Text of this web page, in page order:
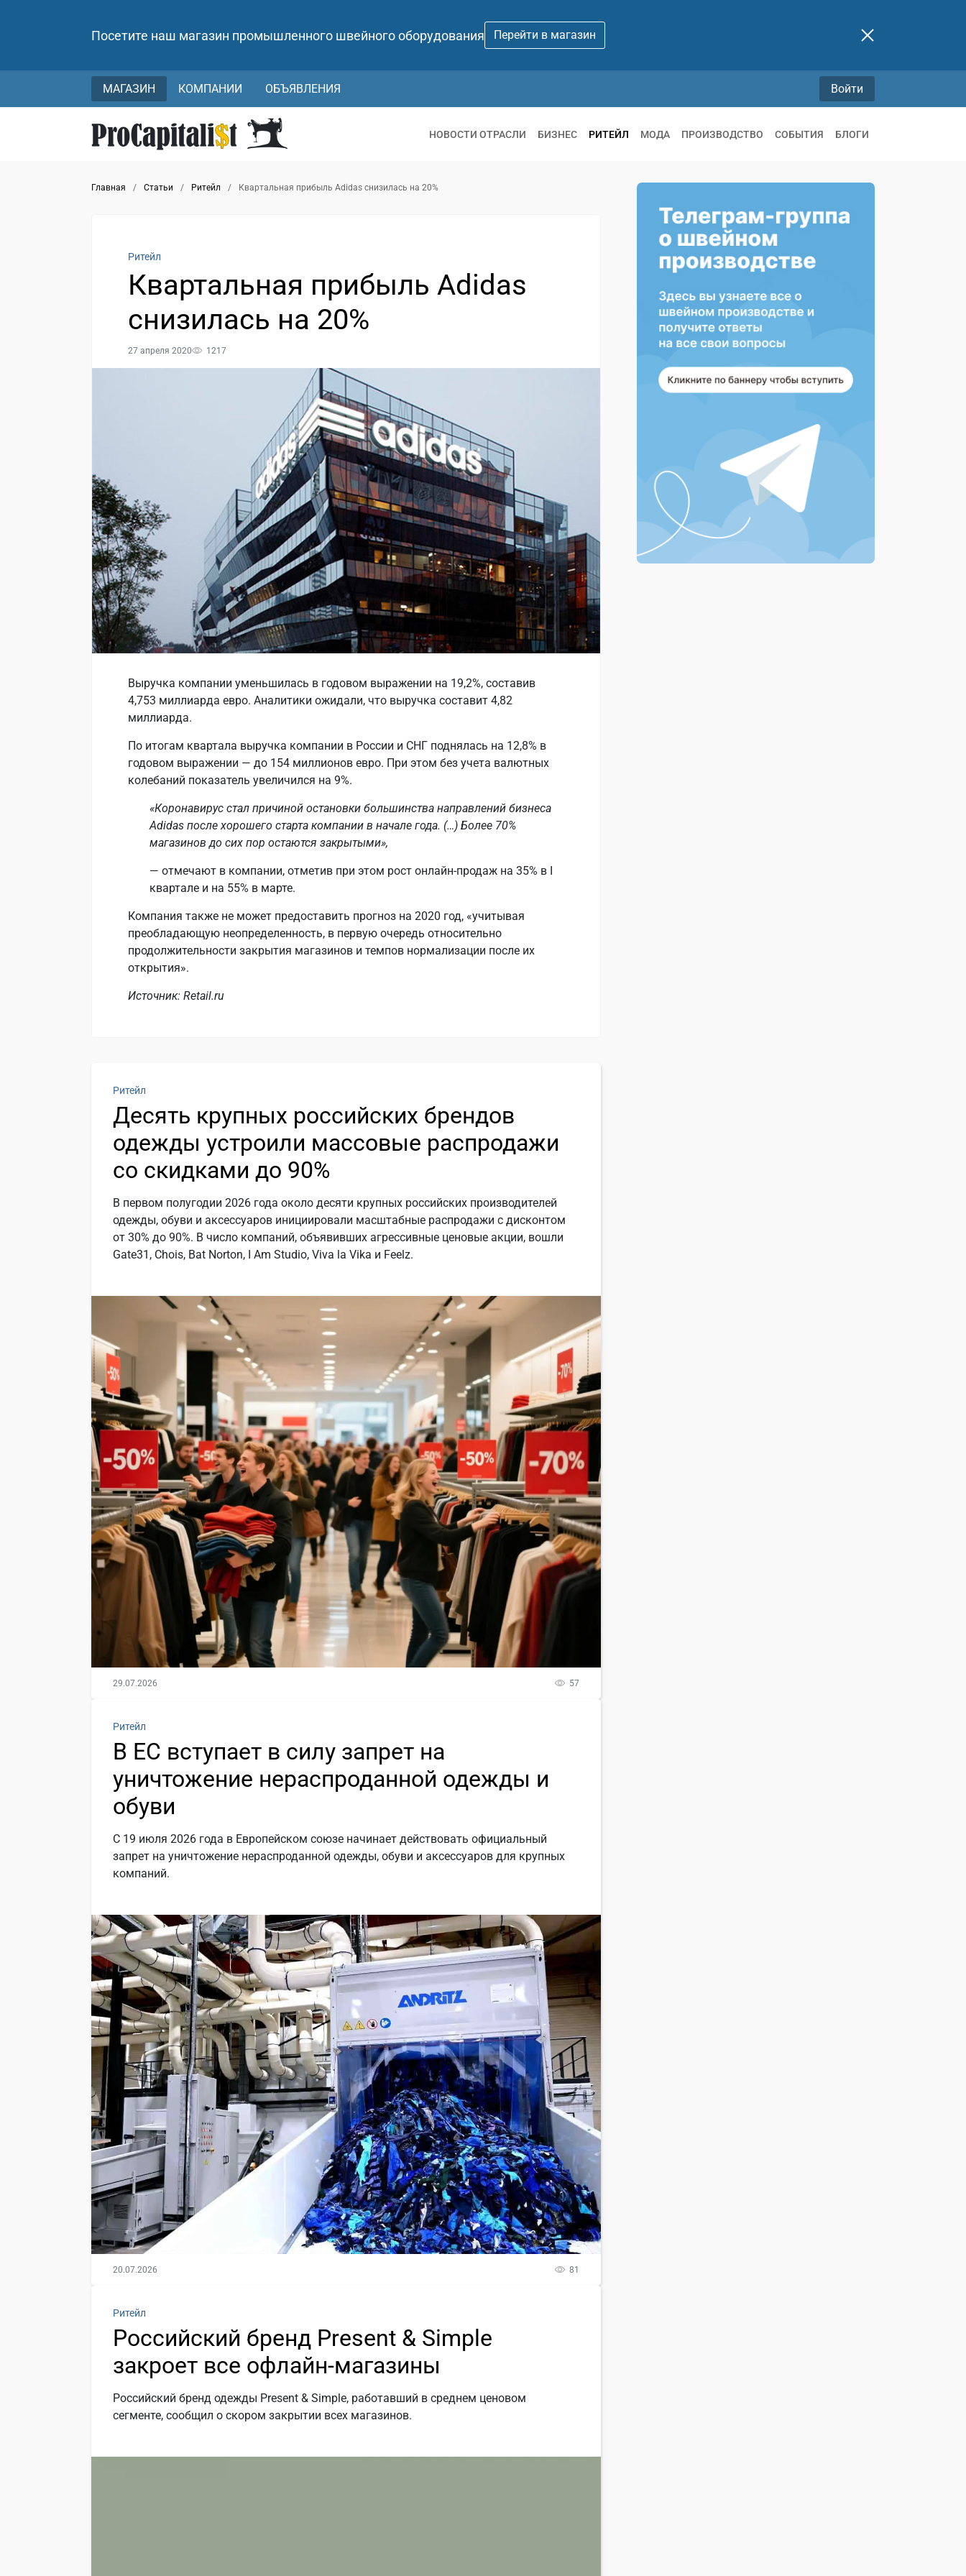
Посетите наш магазин промышленного швейного оборудования Перейти в магазин
МАГАЗИН КОМПАНИИ ОБЪЯВЛЕНИЯ Войти
НОВОСТИ ОТРАСЛИ БИЗНЕС РИТЕЙЛ МОДА ПРОИЗВОДСТВО СОБЫТИЯ БЛОГИ
Главная / Статьи / Ритейл / Квартальная прибыль Adidas снизилась на 20%
Ритейл
Квартальная прибыль Adidas
снизилась на 20%
27 апреля 2020 1217
Выручка компании уменьшилась в годовом выражении на 19,2%, составив
4,753 миллиарда евро. Аналитики ожидали, что выручка составит 4,82
миллиарда.
По итогам квартала выручка компании в России и СНГ поднялась на 12,8% в
годовом выражении — до 154 миллионов евро. При этом без учета валютных
колебаний показатель увеличился на 9%.
«Коронавирус стал причиной остановки большинства направлений бизнеcа
Adidas после хорошего старта компании в начале года. (…) Более 70%
магазинов до сих пор остаются закрытыми»,
— отмечают в компании, отметив при этом рост онлайн-продаж на 35% в I
квартале и на 55% в марте.
Компания также не может предоставить прогноз на 2020 год, «учитывая
преобладающую неопределенность, в первую очередь относительно
продолжительности закрытия магазинов и темпов нормализации после их
открытия».
Источник: Retail.ru
Ритейл
Десять крупных российских брендов
одежды устроили массовые распродажи
со скидками до 90%
В первом полугодии 2026 года около десяти крупных российских производителей
одежды, обуви и аксессуаров инициировали масштабные распродажи с дисконтом
от 30% до 90%. В число компаний, объявивших агрессивные ценовые акции, вошли
Gate31, Chois, Bat Norton, I Am Studio, Viva la Vika и Feelz.
29.07.2026 57
Ритейл
В ЕС вступает в силу запрет на
уничтожение нераспроданной одежды и
обуви
С 19 июля 2026 года в Европейском союзе начинает действовать официальный
запрет на уничтожение нераспроданной одежды, обуви и аксессуаров для крупных
компаний.
20.07.2026 81
Ритейл
Российский бренд Present & Simple
закроет все офлайн-магазины
Российский бренд одежды Present & Simple, работавший в среднем ценовом
сегменте, сообщил о скором закрытии всех магазинов.